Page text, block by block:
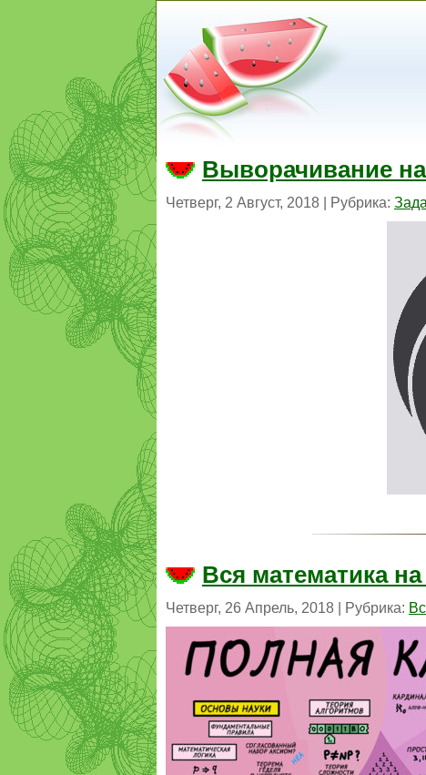
Выворачивание
Четверг, 2 Август, 2018 | Рубрика:
Вся математика
Четверг, 26 Апрель, 2018 | Рубрика: